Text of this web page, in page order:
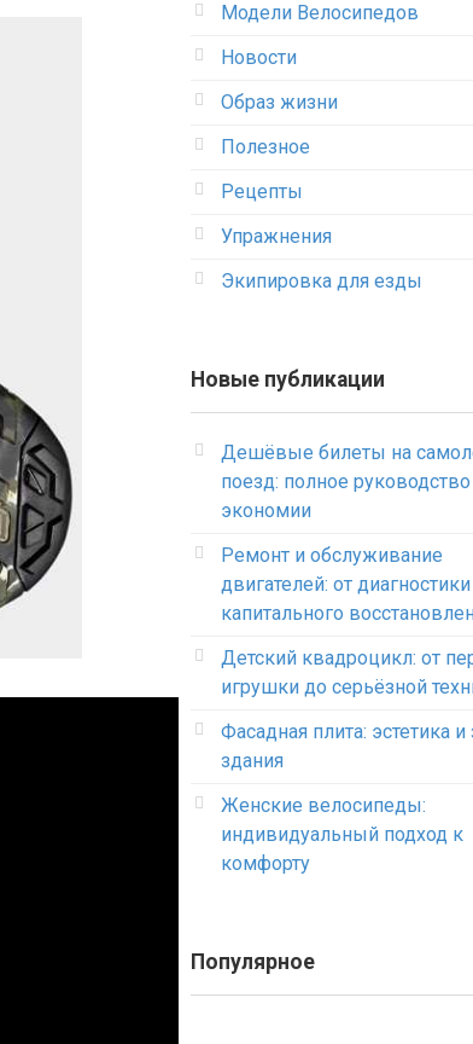
Модели Велосипедов
Новости
Образ жизни
Полезное
Рецепты
Упражнения
Экипировка для езды
Новые публикации
Дешёвые билеты на
поезд: полное
экономии
Ремонт и обслуживание
двигателей: от
капитального
Детский квадроцикл: от
игрушки до серьёзной
Фасадная плита: эстетика и
здания
Женские велосипеды:
индивидуальный подход к
комфорту
Популярное